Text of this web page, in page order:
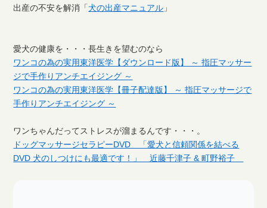
出産の不安を解消「犬の出産マニュアル 」
愛犬の健康を・・・長生きを望むのなら
ワンコの為の実用東洋医学【ダウンロード版】 ～ 指圧マッサー
ジで手作りアンチエイジング ～
ワンコの為の実用東洋医学【冊子配達版】 ～ 指圧マッサージで
手作りアンチエイジング ～
ワンちゃんだってストレスが溜まるんです・・・。
ドッグマッサージセラピーDVD 「愛犬と信頼関係を結べる
DVD 犬のしつけにも最適です！」 近藤千津子 & 町野裕子